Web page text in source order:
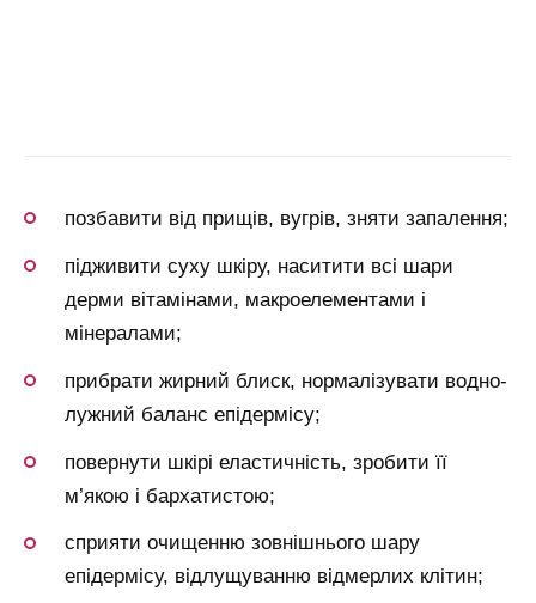
позбавити від прищів, вугрів, зняти запалення;
підживити суху шкіру, наситити всі шари
дерми вітамінами, макроелементами і
мінералами;
прибрати жирний блиск, нормалізувати водно-
лужний баланс епідермісу;
повернути шкірі еластичність, зробити її
м’якою і бархатистою;
сприяти очищенню зовнішнього шару
епідермісу, відлущуванню відмерлих клітин;